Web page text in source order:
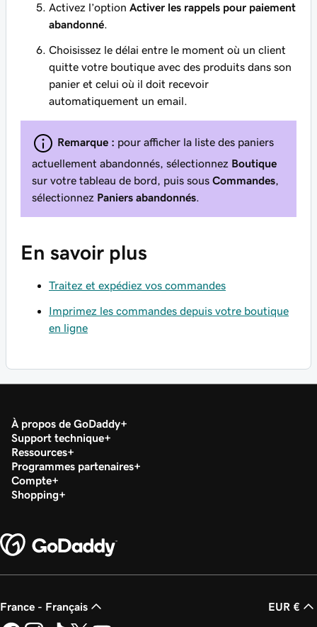
Activez l’option Activer les rappels pour paiement
abandonné
Choisissez le délai entre le moment où un client
quitte votre boutique avec des produits dans son
panier et celui où il doit recevoir
automatiquement un email.
Remarque : pour afficher la liste des paniers
actuellement abandonnés, sélectionnez Boutique
sur votre tableau de bord, puis sous Commandes
sélectionnez Paniers abandonnés
En savoir plus
Traitez et expédiez vos commandes
Imprimez les commandes depuis votre boutique
en ligne
À propos de GoDaddy
Support technique
Ressources
Programmes partenaires
Compte
Shopping
France - Français EUR €